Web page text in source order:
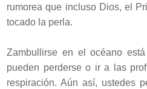
rumorea que incluso Dios, el
tocado la perla.
Zambullirse en el océano
pueden perderse o ir a las
respiración. Aún así, ustedes